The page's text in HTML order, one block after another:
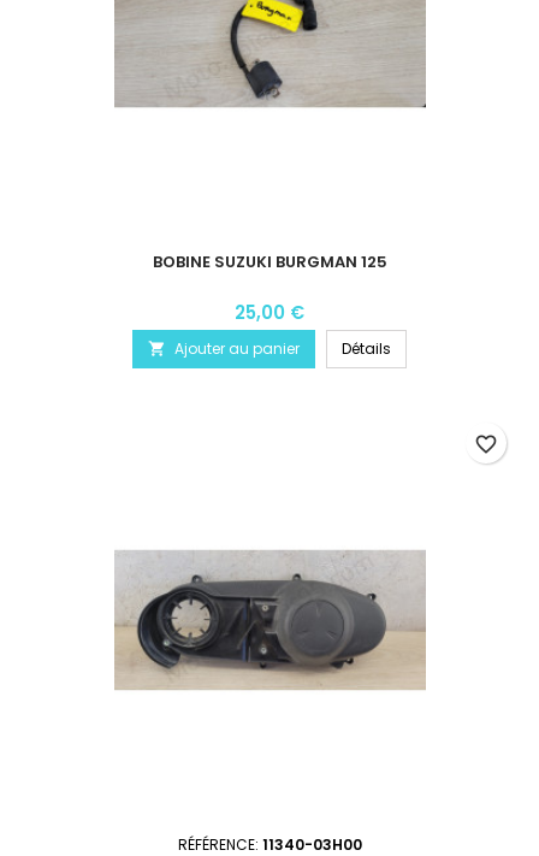
BOBINE SUZUKI BURGMAN 125
25,00 €
 Ajouter au panier Détails
RÉFÉRENCE: 11340-03H00
favorite_border